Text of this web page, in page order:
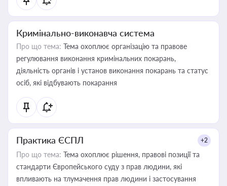
Кримінально-виконавча система
Про що тема: Тема охоплює організацію та правове
регулювання виконання кримінальних покарань,
діяльність органів і установ виконання покарань та статус
осіб, які відбувають покарання
Практика ЄСПЛ +2
Про що тема: Тема охоплює рішення, правові позиції та
стандарти Європейського суду з прав людини, які
впливають на тлумачення прав людини і застосування